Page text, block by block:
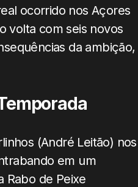
ocorrido nos Açores
volta com seis novos
da ambição,
(André Leitão) nos
em um
Rabo de Peixe